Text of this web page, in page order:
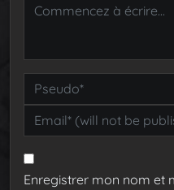
Enregistrer mon nom et